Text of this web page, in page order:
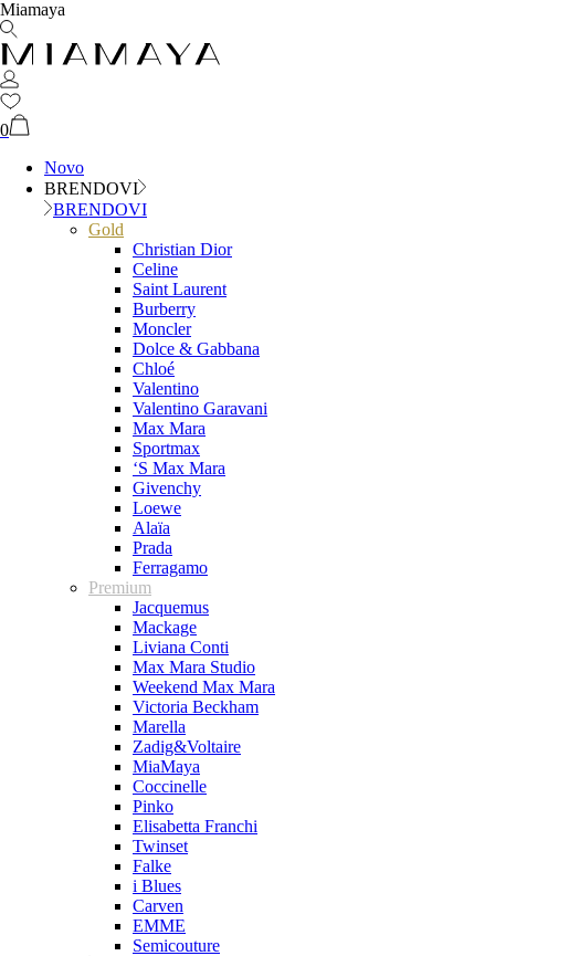
Miamaya
0
Novo
BRENDOVI
BRENDOVI
Gold
Christian Dior
Celine
Saint Laurent
Burberry
Moncler
Dolce & Gabbana
Chloé
Valentino
Valentino Garavani
Max Mara
Sportmax
‘S Max Mara
Givenchy
Loewe
Alaïa
Prada
Ferragamo
Premium
Jacquemus
Mackage
Liviana Conti
Max Mara Studio
Weekend Max Mara
Victoria Beckham
Marella
Zadig&Voltaire
MiaMaya
Coccinelle
Pinko
Elisabetta Franchi
Twinset
Falke
i Blues
Carven
EMME
Semicouture